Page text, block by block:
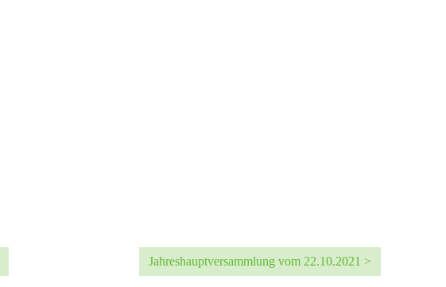
Jahreshauptversammlung vom 22.10.2021 >